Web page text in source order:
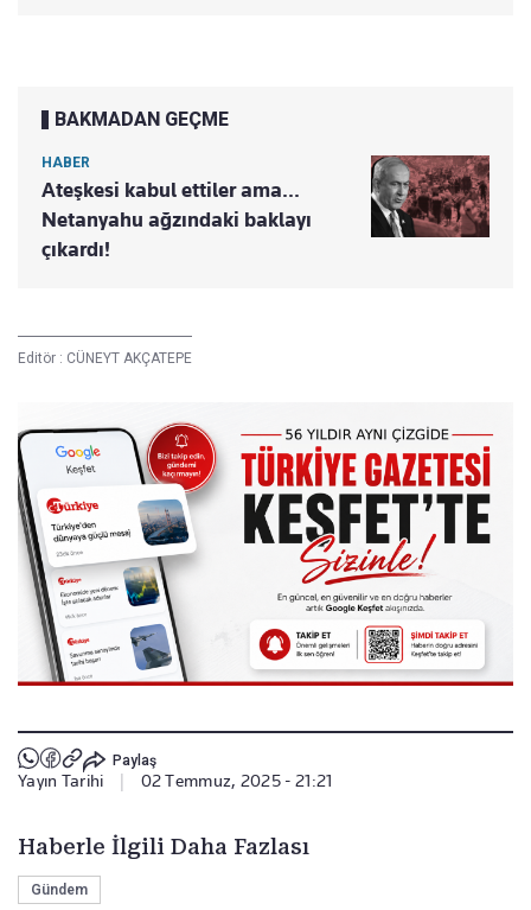
BAKMADAN GEÇME
HABER
Ateşkesi kabul ettiler ama...
Netanyahu ağzındaki baklayı
çıkardı!
Editör : CÜNEYT AKÇATEPE
Paylaş
Yayın Tarihi 02 Temmuz, 2025 - 21:21
Haberle İlgili Daha Fazlası
Gündem